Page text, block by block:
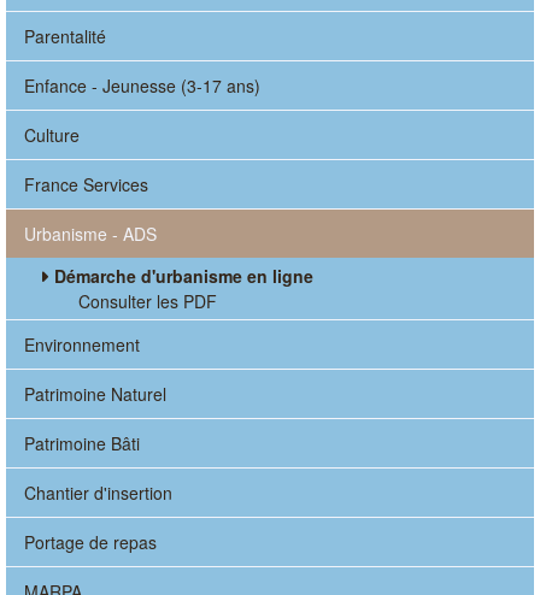
Parentalité
Enfance - Jeunesse (3-17 ans)
Culture
France Services
Urbanisme - ADS
Démarche d'urbanisme en ligne
Consulter les PDF
Environnement
Patrimoine Naturel
Patrimoine Bâti
Chantier d'insertion
Portage de repas